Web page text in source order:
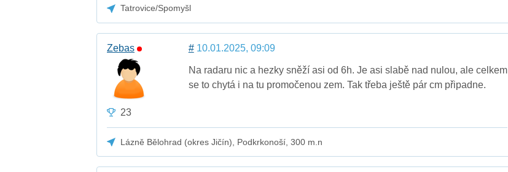
Tatrovice/Spomyšl
Zebas
23
#10.01.2025, 09:09
Na radaru nic a hezky sněží asi od 6h. Je asi slabě nad nulou, ale celkem
se to chytá i na tu promočenou zem. Tak třeba ještě pár cm připadne.
Lázně Bělohrad (okres Jičín), Podkrkonoší, 300 m.n